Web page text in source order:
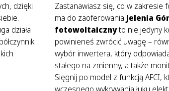
dzięki
działa
Zastanawiasz się, co w zakresie
ma do zaoferowania Jelenia
fotowoltaicznyto nie jedyny
powinieneś zwrócić uwagę –
wybór inwertera, który
stałego na zmienny, a także
Sięgnij po model z funkcją AFCI,